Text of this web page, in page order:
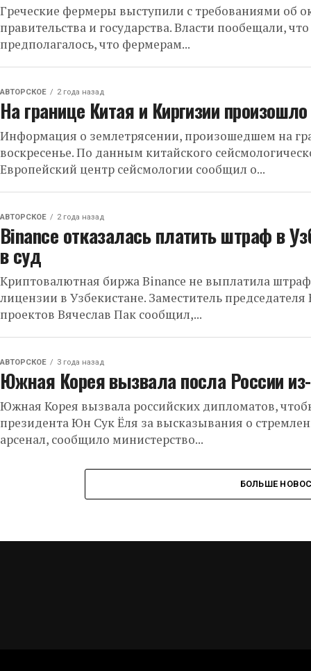
Греческие фермеры выступили с требованиями об
правительства и государства. Власти пообещали,
предполагалось, что фермерам...
АВТОРСКОЕ 2 года назад
На границе Китая и Киргизии
Информация о землетрясении, произошедшем на
воскресенье. По данным китайского
Европейский центр сейсмологии сообщил о...
АВТОРСКОЕ 2 года назад
Binance отказалась платить штраф в
в суд
Криптовалютная биржа Binance не выплатила
лицензии в Узбекистане. Заместитель
проектов Вячеслав Пак сообщил,...
АВТОРСКОЕ 3 года назад
Южная Корея вызвала посла России
Южная Корея вызвала российских дипломатов,
президента Юн Сук Ёля за высказывания о
арсенал, сообщило министерство...
БОЛЬШЕ